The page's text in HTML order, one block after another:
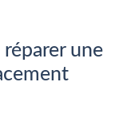
une